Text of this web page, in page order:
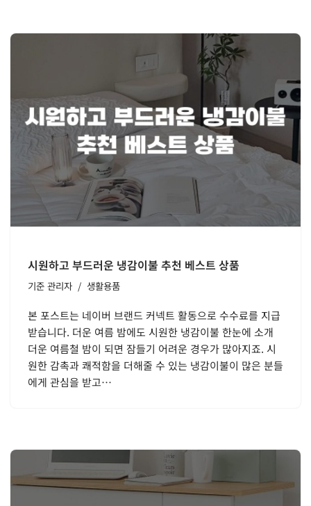
시원하고 부드러운 냉감이불 추천 베스트 상품
기준 관리자 생활용품
본 포스트는 네이버 브랜드 커넥트 활동으로 수수료를 지급
받습니다. 더운 여름 밤에도 시원한 냉감이불 한눈에 소개
더운 여름철 밤이 되면 잠들기 어려운 경우가 많아지죠. 시
원한 감촉과 쾌적함을 더해줄 수 있는 냉감이불이 많은 분들
에게 관심을 받고…